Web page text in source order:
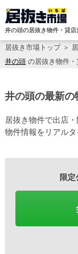
井の頭の居抜き物件・貸
居抜き市場トップ＞
井の頭 の居抜き物件
井の頭の最新の
居抜き物件で出店
物件情報をリアル
限